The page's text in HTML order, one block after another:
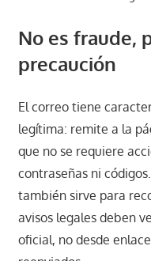
No es fraude,
precaución
El correo tiene
legítima: remite a la
que no se requiere
contraseñas ni
también sirve para
avisos legales deben
oficial, no desde